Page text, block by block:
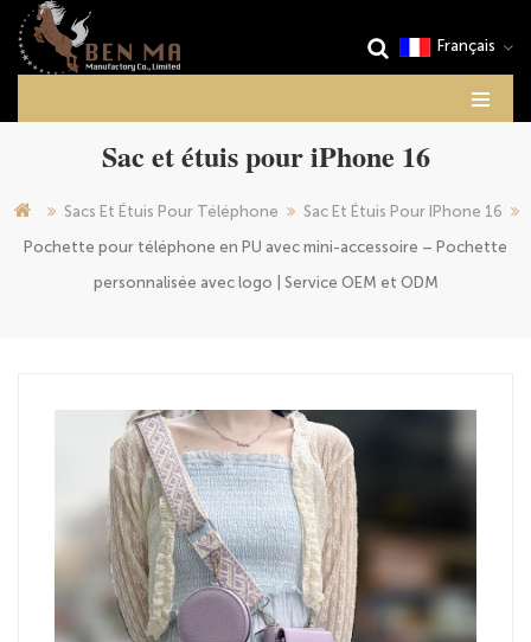
Français
Sac et étuis pour iPhone 16
Sacs Et Étuis Pour Téléphone
Sac Et Étuis Pour IPhone 16
Pochette pour téléphone en PU avec mini-accessoire – Pochette
personnalisée avec logo | Service OEM et ODM